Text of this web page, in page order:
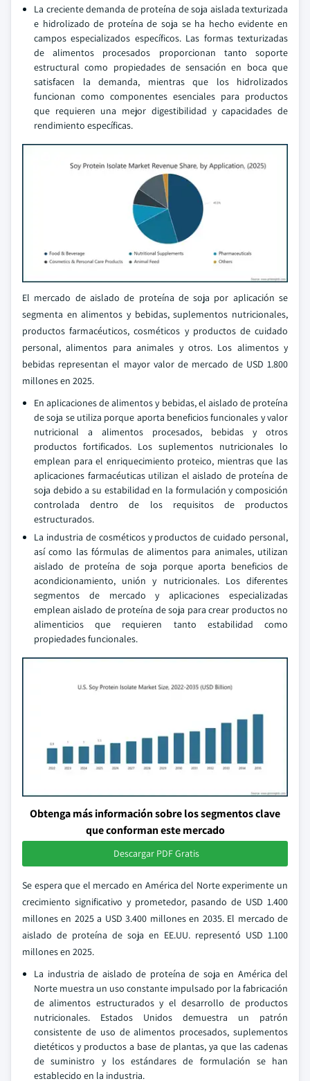
La creciente demanda de proteína de soja aislada texturizada
e hidrolizado de proteína de soja se ha hecho evidente en
campos especializados específicos. Las formas texturizadas
de alimentos procesados proporcionan tanto soporte
estructural como propiedades de sensación en boca que
satisfacen la demanda, mientras que los hidrolizados
funcionan como componentes esenciales para productos
que requieren una mejor digestibilidad y capacidades de
rendimiento específicas.
El mercado de aislado de proteína de soja por aplicación se
segmenta en alimentos y bebidas, suplementos nutricionales,
productos farmacéuticos, cosméticos y productos de cuidado
personal, alimentos para animales y otros. Los alimentos y
bebidas representan el mayor valor de mercado de USD 1.800
millones en 2025.
En aplicaciones de alimentos y bebidas, el aislado de proteína
de soja se utiliza porque aporta beneficios funcionales y valor
nutricional a alimentos procesados, bebidas y otros
productos fortificados. Los suplementos nutricionales lo
emplean para el enriquecimiento proteico, mientras que las
aplicaciones farmacéuticas utilizan el aislado de proteína de
soja debido a su estabilidad en la formulación y composición
controlada dentro de los requisitos de productos
estructurados.
La industria de cosméticos y productos de cuidado personal,
así como las fórmulas de alimentos para animales, utilizan
aislado de proteína de soja porque aporta beneficios de
acondicionamiento, unión y nutricionales. Los diferentes
segmentos de mercado y aplicaciones especializadas
emplean aislado de proteína de soja para crear productos no
alimenticios que requieren tanto estabilidad como
propiedades funcionales.
Obtenga más información sobre los segmentos clave
que conforman este mercado
Descargar PDF Gratis
Se espera que el mercado en América del Norte experimente un
crecimiento significativo y prometedor, pasando de USD 1.400
millones en 2025 a USD 3.400 millones en 2035. El mercado de
aislado de proteína de soja en EE.UU. representó USD 1.100
millones en 2025.
La industria de aislado de proteína de soja en América del
Norte muestra un uso constante impulsado por la fabricación
de alimentos estructurados y el desarrollo de productos
nutricionales. Estados Unidos demuestra un patrón
consistente de uso de alimentos procesados, suplementos
dietéticos y productos a base de plantas, ya que las cadenas
de suministro y los estándares de formulación se han
establecido en la industria.